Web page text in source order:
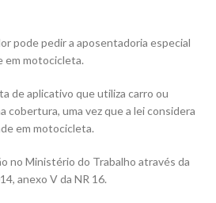
pode pedir a aposentadoria especial
em motocicleta.
de aplicativo que utiliza carro ou
cobertura, uma vez que a lei considera
em motocicleta.
no Ministério do Trabalho através da
anexo V da NR 16.